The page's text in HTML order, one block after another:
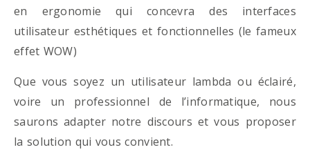
en ergonomie qui concevra des interfaces
utilisateur esthétiques et fonctionnelles (le fameux
effet WOW)
Que vous soyez un utilisateur lambda ou éclairé,
voire un professionnel de l’informatique, nous
saurons adapter notre discours et vous proposer
la solution qui vous convient.